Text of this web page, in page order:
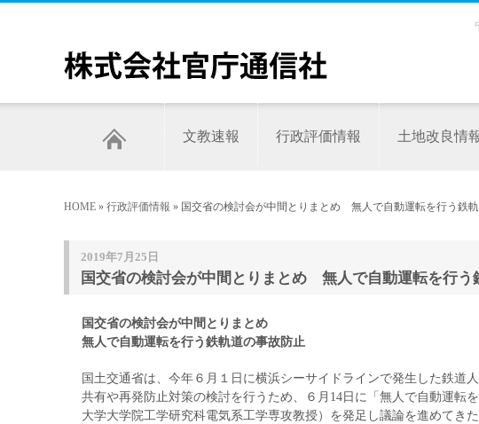
文教速報 行政評価情報 土地改良情
HOME » 行政評価情報 » 国交省の検討会が中間とりまとめ 無人で自動運転を行う鉄軌
2019年7月25日
国交省の検討会が中間とりまとめ 無人で自動運転を行う
国交省の検討会が中間とりまとめ
無人で自動運転を行う鉄軌道の事故防止
国土交通省は、今年６月１日に横浜シーサイドラインで発生した鉄道
共有や再発防止対策の検討を行うため、６月14日に「無人で自動運転
大学大学院工学研究科電気系工学専攻教授）を発足し議論を進めてき